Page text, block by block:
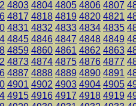
4803 4804 4805 4806 4807
4817 4818 4819 4820 4821
4831 4832 4833 4834 4835
4845 4846 4847 4848 4849
4859 4860 4861 4862 4863
4873 4874 4875 4876 4877
4887 4888 4889 4890 4891
4901 4902 4903 4904 4905
4915 4916 4917 4918 4919